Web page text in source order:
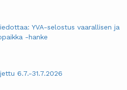
YVA-selostus vaarallisen ja
-hanke
6.7.-31.7.2026